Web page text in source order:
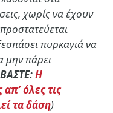
χωρίς να έχουν
πυρκαγιά να
μην πάρει
Η
όλες τις
τα δάση)